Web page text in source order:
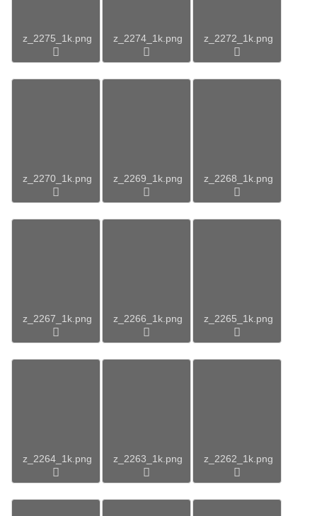
z_2275_1k.png z_2274_1k.png z_2272_1k.png
z_2270_1k.png z_2269_1k.png z_2268_1k.png
z_2267_1k.png z_2266_1k.png z_2265_1k.png
z_2264_1k.png z_2263_1k.png z_2262_1k.png